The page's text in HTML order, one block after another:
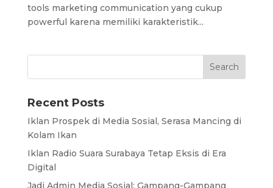
tools marketing communication yang cukup
powerful karena memiliki karakteristik...
Recent Posts
Iklan Prospek di Media Sosial, Serasa Mancing di
Kolam Ikan
Iklan Radio Suara Surabaya Tetap Eksis di Era
Digital
Jadi Admin Media Sosial: Gampang-Gampang